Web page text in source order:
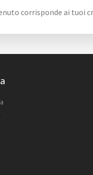
corrisponde ai tuoi